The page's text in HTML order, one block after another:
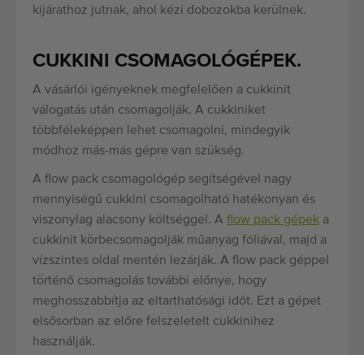
kijárathoz jutnak, ahol kézi dobozokba kerülnek.
CUKKINI CSOMAGOLÓGÉPEK.
A vásárlói igényeknek megfelelően a cukkinit
válogatás után csomagolják. A cukkiniket
többféleképpen lehet csomagolni, mindegyik
módhoz más-más gépre van szükség.
A flow pack csomagológép segítségével nagy
mennyiségű cukkini csomagolható hatékonyan és
viszonylag alacsony költséggel. A flow pack gépek a
cukkinit körbecsomagolják műanyag fóliával, majd a
vízszintes oldal mentén lezárják. A flow pack géppel
történő csomagolás további előnye, hogy
meghosszabbítja az eltarthatósági időt. Ezt a gépet
elsősorban az előre felszeletelt cukkinihez
használják.